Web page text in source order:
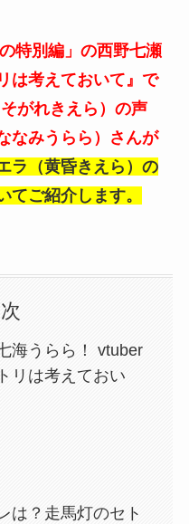
特別編」の西野七瀬
は考えておいて』で
がれきえら）の声
なみうらら）さんが
ラ（黄昏きえら）の
てご紹介します。
海うらら！ vtuber
リは考えておい
は？走馬灯のセト